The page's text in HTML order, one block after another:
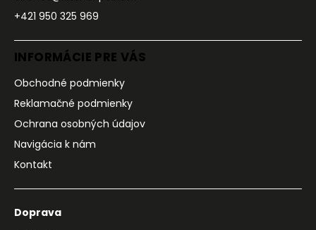
+421 950 325 969
INFORMÁCIE PRE VÁS
Obchodné podmienky
Reklamačné podmienky
Ochrana osobných údajov
Navigácia k nám
Kontakt
Doprava